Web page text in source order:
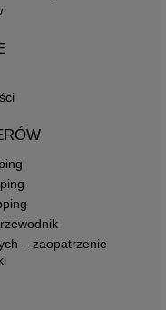
– zaopatrzenie